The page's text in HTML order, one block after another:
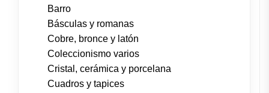
Barro
Básculas y romanas
Cobre, bronce y latón
Coleccionismo varios
Cristal, cerámica y porcelana
Cuadros y tapices